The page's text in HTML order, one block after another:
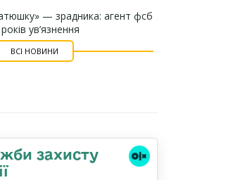
— зрадника: агент фсб
ув’язнення
ВСІ НОВИНИ
захисту